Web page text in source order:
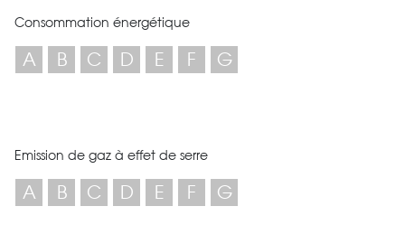
Consommation énergétique
A B C D E F G
Emission de gaz à effet de serre
A B C D E F G